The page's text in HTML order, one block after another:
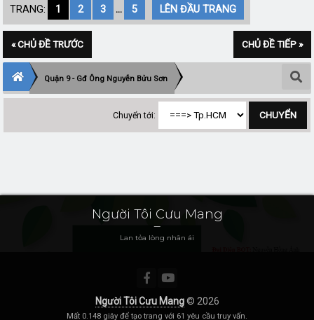
TRANG: 1 2 3 ... 5 LÊN ĐẦU TRANG
« CHỦ ĐỀ TRƯỚC CHỦ ĐỀ TIẾP »
Quận 9 - Gđ Ông Nguyễn Bửu Sơn
Chuyển tới:
Người Tôi Cưu Mang
Lan tỏa lòng nhân ái
Người Tôi Cưu Mang© 2026
Mất 0.148 giây để tạo trang với 61 yêu cầu truy vấn.